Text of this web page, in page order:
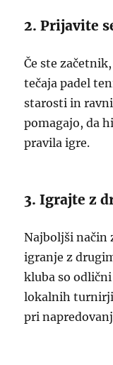
2. Prijavite
Če ste
tečaja padel
starosti in
pomagajo, da
pravila igre.
3. Igrajte z
Najboljši način
igranje z
kluba so
lokalnih
pri